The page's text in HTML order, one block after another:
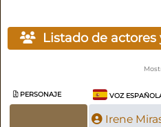
Listado de actores
PERSONAJE VOZ
Irene